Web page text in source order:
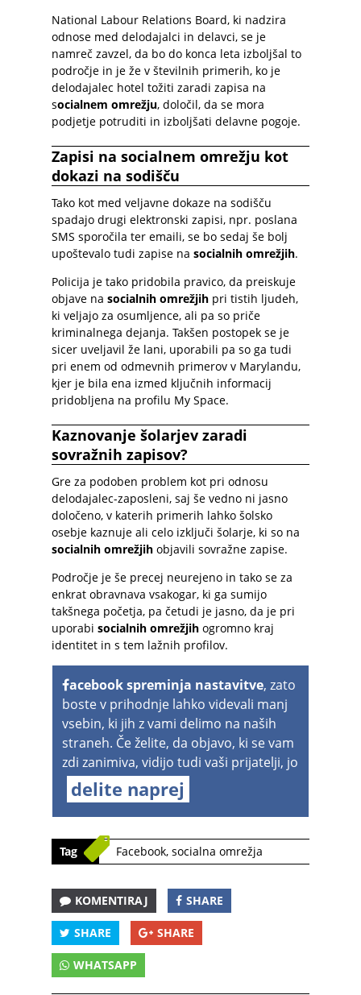
National Labour Relations Board, ki nadzira
odnose med delodajalci in delavci, se je
namreč zavzel, da bo do konca leta izboljšal to
področje in je že v številnih primerih, ko je
delodajalec hotel tožiti zaradi zapisa na
socialnem omrežju, določil, da se mora
podjetje potruditi in izboljšati delavne pogoje.
Zapisi na socialnem omrežju kot
dokazi na sodišču
Tako kot med veljavne dokaze na sodišču
spadajo drugi elektronski zapisi, npr. poslana
SMS sporočila ter emaili, se bo sedaj še bolj
upoštevalo tudi zapise na socialnih omrežjih.
Policija je tako pridobila pravico, da preiskuje
objave na socialnih omrežjih pri tistih ljudeh,
ki veljajo za osumljence, ali pa so priče
kriminalnega dejanja. Takšen postopek se je
sicer uveljavil že lani, uporabili pa so ga tudi
pri enem od odmevnih primerov v Marylandu,
kjer je bila ena izmed ključnih informacij
pridobljena na profilu My Space.
Kaznovanje šolarjev zaradi
sovražnih zapisov?
Gre za podoben problem kot pri odnosu
delodajalec-zaposleni, saj še vedno ni jasno
določeno, v katerih primerih lahko šolsko
osebje kaznuje ali celo izključi šolarje, ki so na
socialnih omrežjih objavili sovražne zapise.
Področje je še precej neurejeno in tako se za
enkrat obravnava vsakogar, ki ga sumijo
takšnega početja, pa četudi je jasno, da je pri
uporabi socialnih omrežjih ogromno kraj
identitet in s tem lažnih profilov.
acebook spreminja nastavitve, zato
boste v prihodnje lahko videvali manj
vsebin, ki jih z vami delimo na naših
straneh. Če želite, da objavo, ki se vam
zdi zanimiva, vidijo tudi vaši prijatelji, jo
delite naprej
Tag Facebook, socialna omrežja
KOMENTIRAJ SHARE
SHARE SHARE
WHATSAPP